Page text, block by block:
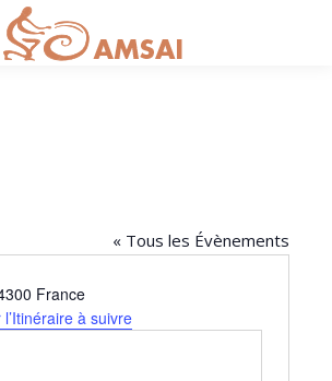
« Tous les Évènements
France
à suivre